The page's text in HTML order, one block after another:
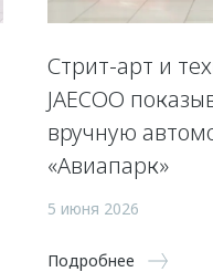
Стрит-арт и
JAECOO
вручную
«Авиапарк»
5 июня 2026
Подробнее